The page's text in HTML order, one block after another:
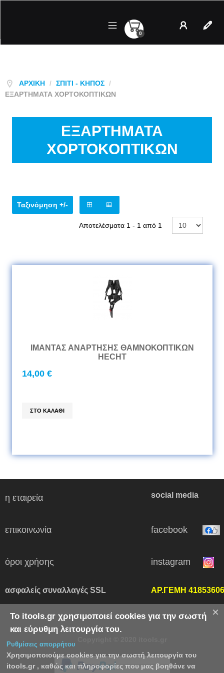
Το itools.gr χρησιμοποιεί cookies για την σωστή
και εύρυθμη λειτουργία του.
Ρυθμίσεις απορρήτου
Χρησιμοποιούμε cookies για την σωστή λειτουργία του
itools.gr , καθώς και πληροφορίες που μας βοηθάνε να
×
Λογαριασμός
0
ΑΡΧΙΚΉ / ΣΠΊΤΙ - ΚΉΠΟΣ /
ΕΞΑΡΤΗΜΑΤΑ ΧΟΡΤΟΚΟΠΤΙΚΩΝ
ΕΞΑΡΤΗΜΑΤΑ
ΧΟΡΤΟΚΟΠΤΙΚΩΝ
Ταξινόμηση +/-
Αποτελέσματα 1 - 1 από 1
ΙΜΑΝΤΑΣ ΑΝΑΡΤΗΣΗΣ ΘΑΜΝΟΚΟΠΤΙΚΩΝ
HECHT
14,00 €
η εταιρεία social media
επικοινωνία facebook
όροι χρήσης instagram
ασφαλείς συναλλαγές SSL ΑΡ.ΓΕΜΗ
Copyright © 2020 itools.gr